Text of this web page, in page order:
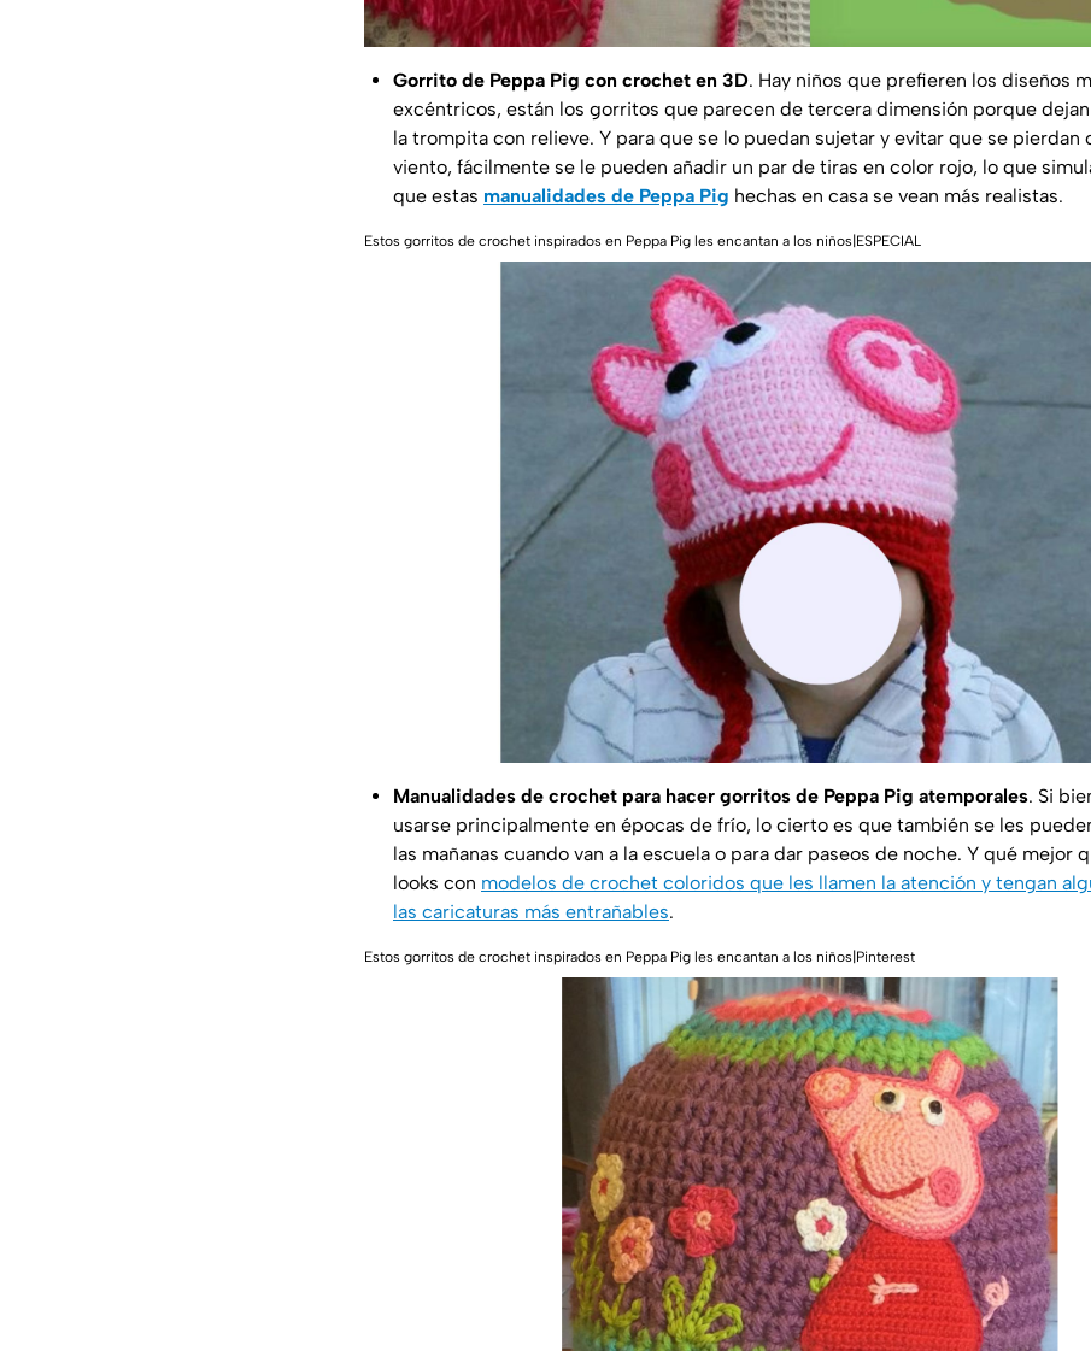
Gorrito de Peppa Pig con crochet en 3D. Hay niños que prefieren los diseños
excéntricos, están los gorritos que parecen de tercera dimensión porque
la trompita con relieve. Y para que se lo puedan sujetar y evitar que se pierdan
viento, fácilmente se le pueden añadir un par de tiras en color rojo, lo que
que estas manualidades de Peppa Pig hechas en casa se vean más realistas.
Estos gorritos de crochet inspirados en Peppa Pig les encantan a los niños|ESPECIAL
Manualidades de crochet para hacer gorritos de Peppa Pig atemporales. Si
usarse principalmente en épocas de frío, lo cierto es que también se les
las mañanas cuando van a la escuela o para dar paseos de noche. Y qué mejor
looks con modelos de crochet coloridos que les llamen la atención y tengan
las caricaturas más entrañables.
Estos gorritos de crochet inspirados en Peppa Pig les encantan a los niños|Pinterest